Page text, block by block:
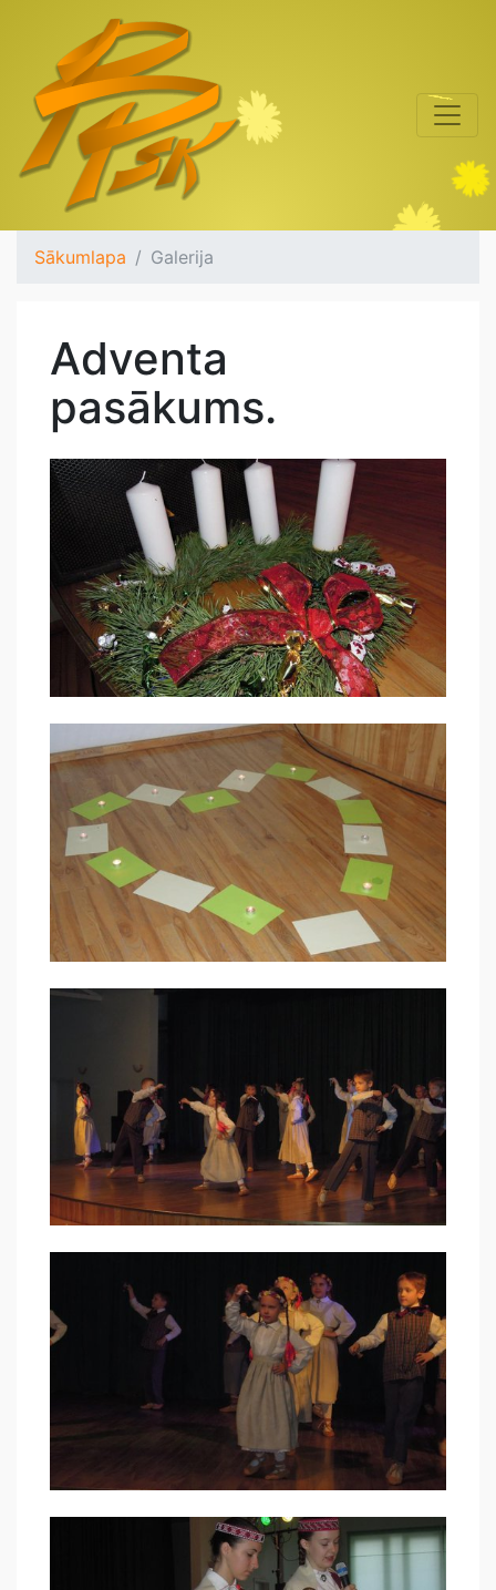
Sākumlapa Galerija
Adventa
pasākums.